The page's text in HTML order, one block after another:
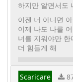
하지만 알면서도
이젠 너 아니면
이제 나도 나를
너를 지워야만
더 힘들게 해
Scaricare